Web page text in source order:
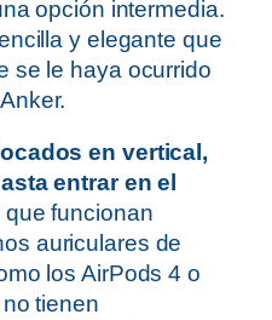
opción intermedia.
y elegante que
se le haya ocurrido
en vertical,
entrar en el
que funcionan
auriculares de
los AirPods 4 o
tienen